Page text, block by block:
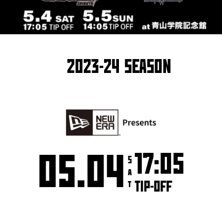
2023-24 SEASON
05.04Sat17:05
TIP-OFF